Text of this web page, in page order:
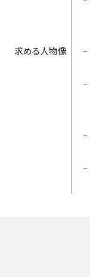
求める人物像